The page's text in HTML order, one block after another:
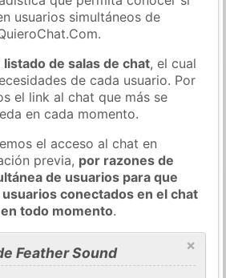
usuarios simultáneos de
listado de salas de chat, el cual
de cada usuario. Por
el link al chat que más se
en cada momento.
el acceso al chat en
previa, por razones de
de usuarios para que
conectados en el chat
todo momento.
×
Feather Sound